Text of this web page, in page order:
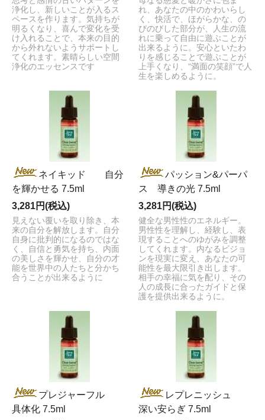
浄化し、新しいことが入るス
ペースを作ります。気持ちが
明るくなり、喜んで変化を受
け入れることで、本来の目的
から外れないようサポートし
てくれます。素晴らしい空間
浄化のエッセンスです
れ、あなたの中のかわいらし
く、快活で、ほがらかな、の
びのびした部分が、人生の流
れに乗って自由に遊ぶことが
出来るように。安心といたわ
りを感じることで遊ぶことが
上手くなり、“満面の笑顔”で人
生を楽しめるように。
ネイキッド 自分
を輝かせる 7.5ml
3,281円(税込)
見えない覆いを取り除き、本
来の自分を解放します。自分
自身に批判的になるのではな
く、自信と勇気を持ち、内面
の美しさを輝かせ、自分の才
能を世界中の人たちと分かち
合うことが出来るように
パッション&パーパ
ス 導きの光 7.5ml
3,281円(税込)
健全な男性性のエネルギー。
男性性を理解し、経験し、表
現することへのゆがみを調整
してくれます。内なるビジョ
ンを現実に変え、あなたの可
能性を最大限引き出します。
相手の幸福に気を配り、その
人の成長に合ったガイドと保
護を提供出来るように。
プレジャーフル
具体化 7.5ml
レプレニッシュ
深い安らぎ 7.5ml